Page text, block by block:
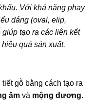
Với khả năng phay
dáng (oval, elip,
tạo ra các liên kết
quả sản xuất.
gỗ bằng cách tạo ra
âm và mộng dương.